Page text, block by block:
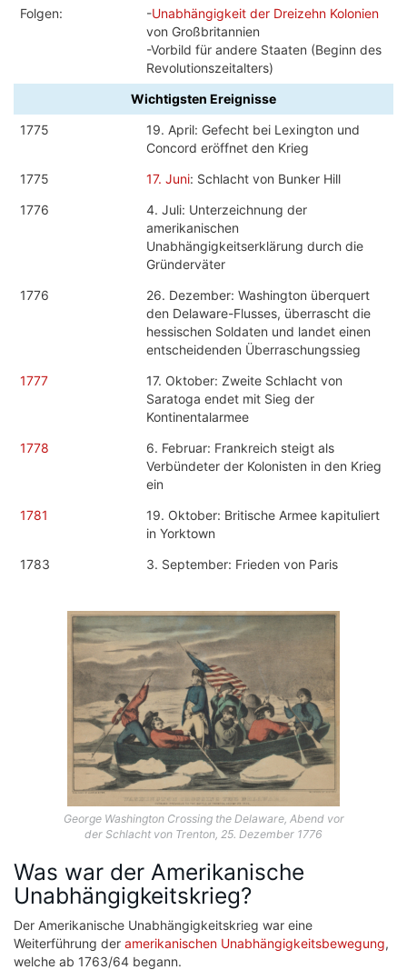
Folgen:
-Unabhängigkeit der Dreizehn Kolonien
von Großbritannien
-Vorbild für andere Staaten (Beginn des
Revolutionszeitalters)
Wichtigsten Ereignisse
1775
19. April: Gefecht bei Lexington und
Concord eröffnet den Krieg
1775
17. Juni: Schlacht von Bunker Hill
1776
4. Juli: Unterzeichnung der
amerikanischen
Unabhängigkeitserklärung durch die
Gründerväter
1776
26. Dezember: Washington überquert
den Delaware-Flusses, überrascht die
hessischen Soldaten und landet einen
entscheidenden Überraschungssieg
1777
17. Oktober: Zweite Schlacht von
Saratoga endet mit Sieg der
Kontinentalarmee
1778
6. Februar: Frankreich steigt als
Verbündeter der Kolonisten in den Krieg
ein
1781
19. Oktober: Britische Armee kapituliert
in Yorktown
1783
3. September: Frieden von Paris
George Washington Crossing the Delaware, Abend vor
der Schlacht von Trenton, 25. Dezember 1776
Was war der Amerikanische
Unabhängigkeitskrieg?
Der Amerikanische Unabhängigkeitskrieg war eine
Weiterführung der amerikanischen Unabhängigkeitsbewegung,
welche ab 1763/64 begann.